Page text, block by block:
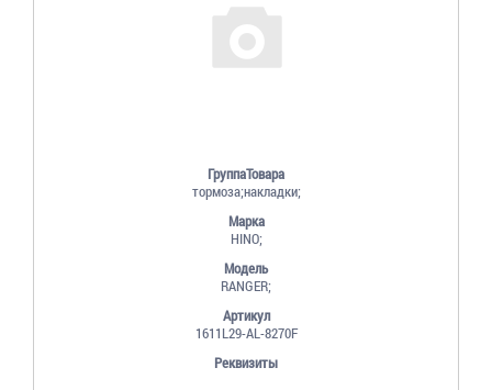
ГруппаТовара
тормоза;накладки;
Марка
HINO;
Модель
RANGER;
Артикул
1611L29-AL-8270F
Реквизиты